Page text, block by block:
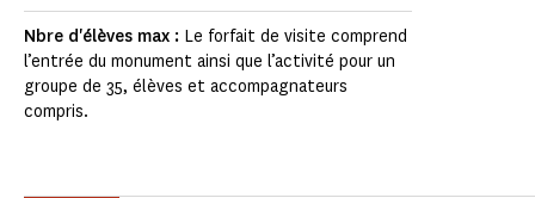
Nbre d'élèves max : Le forfait de visite comprend
l’entrée du monument ainsi que l’activité pour un
groupe de 35, élèves et accompagnateurs
compris.